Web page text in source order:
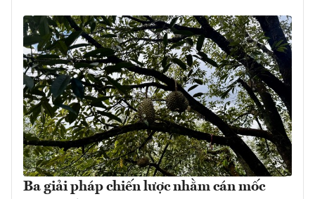
Ba giải pháp chiến lược nhằm cán mốc